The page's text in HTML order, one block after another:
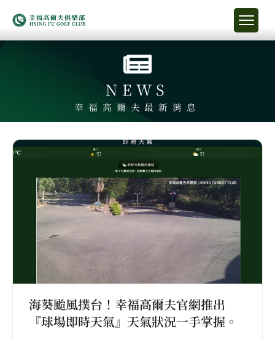
NEWS
幸福高爾夫最新消息
海葵颱風撲台！幸福高爾夫官網推出
『球場即時天氣』天氣狀況一手掌握。